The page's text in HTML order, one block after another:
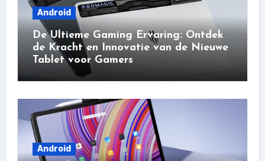
Android
De Ultieme Gaming Ervaring: Ontdek
de Kracht en Innovatie van de Nieuwe
Tablet voor Gamers
Android